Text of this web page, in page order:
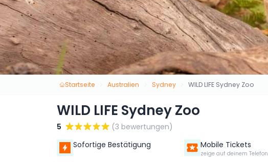
Startseite Australien Sydney WILD LIFE Sydney Zoo
WILD LIFE Sydney Zoo
5
(3 bewertungen)
Sofortige Bestätigung
Mobile Tickets
zeige auf deinem Telefon